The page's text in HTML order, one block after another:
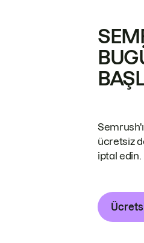
ücretsiz
iptal edin.